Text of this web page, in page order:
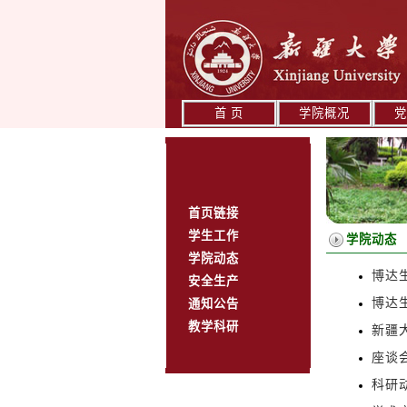
首 页 学院概况
首页链接
学生工作
学院动态
安全生产
通知公告
教学科研
学院动态
博达
博达
新疆
座谈
科研